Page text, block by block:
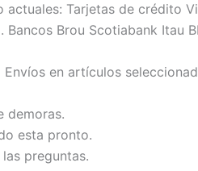
Tarjetas de crédito
Brou Scotiabank Itau
en artículos
demoras.
esta pronto.
preguntas.